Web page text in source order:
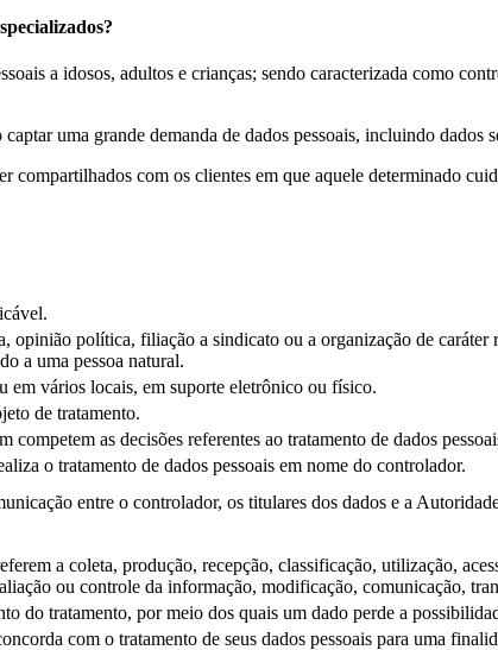
a idosos, adultos e crianças; sendo caracterizada como
uma grande demanda de dados pessoais, incluindo dados
compartilhados com os clientes em que aquele determinado
opinião política, filiação a sindicato ou a organização de
a uma pessoa natural.
em vários locais, em suporte eletrônico ou físico.
de tratamento.
as decisões referentes ao tratamento de dados
o tratamento de dados pessoais em nome do controlador.
entre o controlador, os titulares dos dados e a
a coleta, produção, recepção, classificação, utilização,
ou controle da informação, modificação, comunicação,
do tratamento, por meio dos quais um dado perde a
com o tratamento de seus dados pessoais para uma